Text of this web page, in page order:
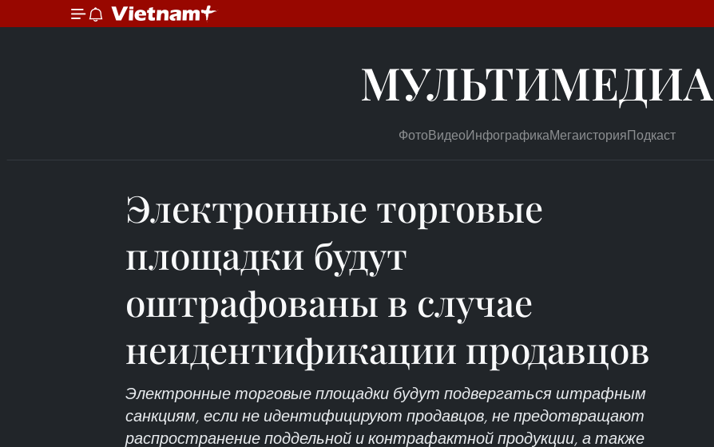
МУЛЬТИМЕДИА
ФотоВидеоИнфографикаМегаисторияПодкаст
Электронные торговые
площадки будут
оштрафованы в случае
неидентификации продавцов
Электронные торговые площадки будут подвергаться штрафным
санкциям, если не идентифицируют продавцов, не предотвращают
распространение поддельной и контрафактной продукции, а также